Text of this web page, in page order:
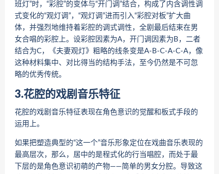
班灯”时，“彩腔”的变体与“开门调”结合，构成了内含调性调
式变化的“观灯调”，“观灯调”进而引入“彩腔对板”扩大曲
体，并强烈地维持着彩腔的调式调性，全剧最后结束在男
女合唱的彩腔上。设彩腔因素为A，开门调因素为B，二者
结合为C，《夫妻观灯》粗略的线条变是A-B-C-A-C-A，像
这种材料集中、对比得当的结构手法，至今仍然是不可忽
略的优秀传统。
3.花腔的戏剧音乐特征
花腔的戏剧音乐特征表现在角色意识的觉醒和板式手段的
运用上。
如果把塑造典型的“这一个”音乐形象定位在戏曲音乐表现的
最高层次，那么，居中的是程式化的行当唱腔，而处于最
下层的是角色意识初萌的产物——简单的男女分腔。导致这